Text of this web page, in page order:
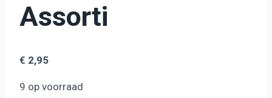
Assorti
€ 2,95
9 op voorraad